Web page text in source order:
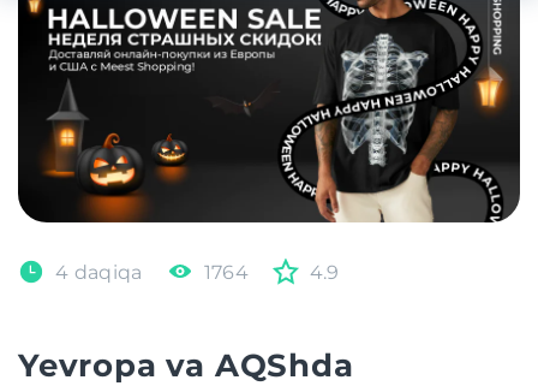
4 daqiqa 1764 4.9
Yevropa va AQShda